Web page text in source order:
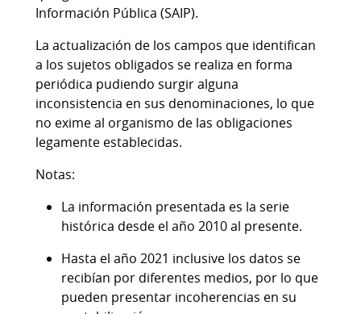
Información Pública (SAIP).
La actualización de los campos que identifican
a los sujetos obligados se realiza en forma
periódica pudiendo surgir alguna
inconsistencia en sus denominaciones, lo que
no exime al organismo de las obligaciones
legamente establecidas.
Notas:
La información presentada es la serie
histórica desde el año 2010 al presente.
Hasta el año 2021 inclusive los datos se
recibían por diferentes medios, por lo que
pueden presentar incoherencias en su